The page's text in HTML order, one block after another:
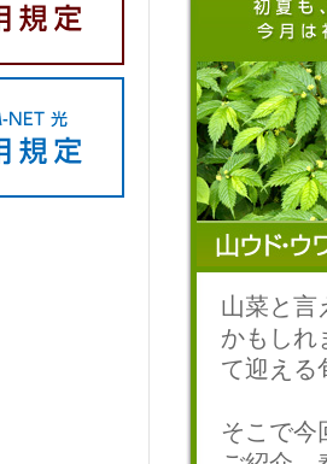
山菜と言
かもしれ
て迎える
そこで今